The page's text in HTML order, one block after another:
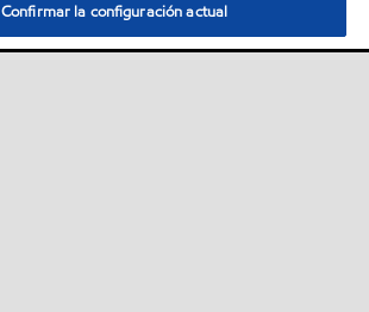
Confirmar la configuración actual